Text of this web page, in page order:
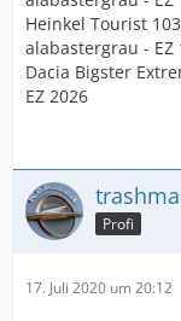
Heinkel Tourist
alabastergrau - EZ
Dacia Bigster
EZ 2026
Profi
17. Juli 2020 um 20:12